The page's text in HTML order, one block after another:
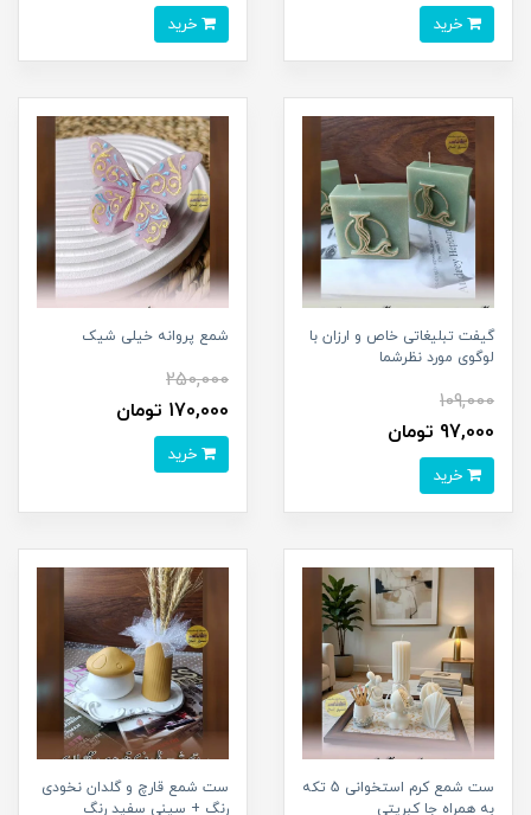
گیفت تبلیغاتی خاص و ارزان با
لوگوی مورد نظرشما
109,000
97,000 تومان
شمع پروانه خیلی شیک
250,000
170,000 تومان
ست شمع کرم استخوانی 5 تکه
به همراه جا کبریتی
ست شمع قارچ و گلدان نخودی
رنگ + سینی سفید رنگ